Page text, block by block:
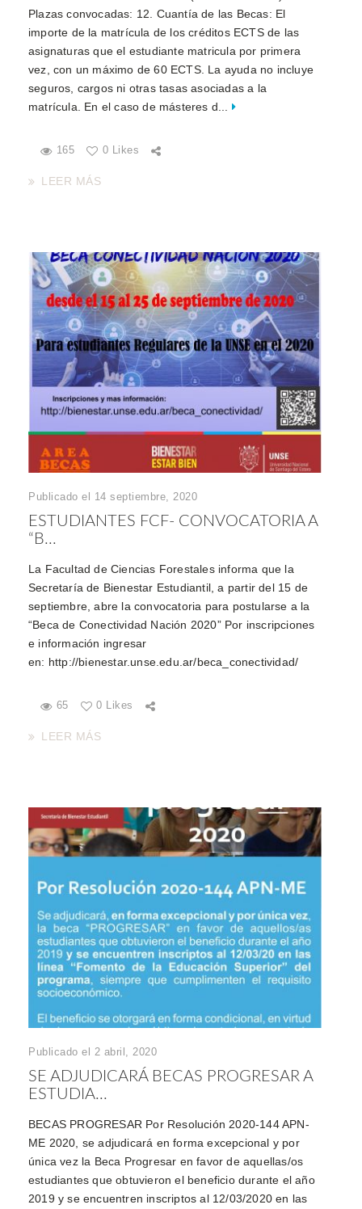
Plazas convocadas: 12. Cuantía de las Becas: El
importe de la matrícula de los créditos ECTS de las
asignaturas que el estudiante matricula por primera
vez, con un máximo de 60 ECTS. La ayuda no incluye
seguros, cargos ni otras tasas asociadas a la
matrícula. En el caso de másteres d...
165 0 Likes
LEER MÁS
Publicado el 14 septiembre, 2020
ESTUDIANTES FCF- CONVOCATORIA A
“B...
La Facultad de Ciencias Forestales informa que la
Secretaría de Bienestar Estudiantil, a partir del 15 de
septiembre, abre la convocatoria para postularse a la
“Beca de Conectividad Nación 2020” Por inscripciones
e información ingresar
en: http://bienestar.unse.edu.ar/beca_conectividad/
65 0 Likes
LEER MÁS
Publicado el 2 abril, 2020
SE ADJUDICARÁ BECAS PROGRESAR A
ESTUDIA...
BECAS PROGRESAR Por Resolución 2020-144 APN-
ME 2020, se adjudicará en forma excepcional y por
única vez la Beca Progresar en favor de aquellas/os
estudiantes que obtuvieron el beneficio durante el año
2019 y se encuentren inscriptos al 12/03/2020 en las